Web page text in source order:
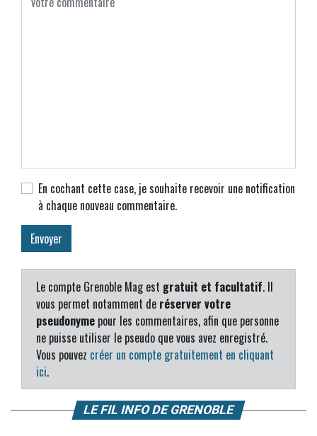
En cochant cette case, je souhaite recevoir une notification
à chaque nouveau commentaire.
Le compte Grenoble Mag est gratuit et facultatif. Il
vous permet notamment de réserver votre
pseudonyme pour les commentaires, afin que personne
ne puisse utiliser le pseudo que vous avez enregistré.
Vous pouvez créer un compte gratuitement en cliquant
ici.
LE FIL INFO DE GRENOBLE